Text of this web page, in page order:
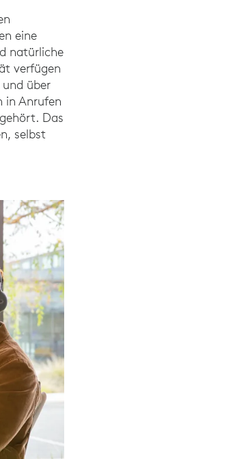
eine
natürliche
verfügen
über
in Anrufen
Das
selbst